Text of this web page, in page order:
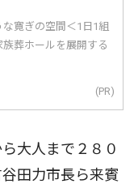
寛ぎの空間＜1日1組
葬ホールを展開する
(PR)
大人まで２８０
田力市長ら来賓